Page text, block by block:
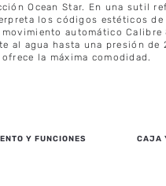
Ocean Star. En una sutil
los códigos estéticos
automático
al agua hasta una presión
la máxima comodidad.
Y FUNCIONES CAJA